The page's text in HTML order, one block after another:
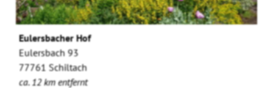
Eulersbacher Hof
Eulersbach 93
77761 Schiltach
ca. 12 km entfernt